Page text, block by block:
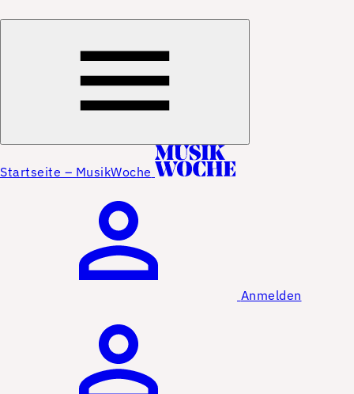
Startseite – MusikWoche
Anmelden